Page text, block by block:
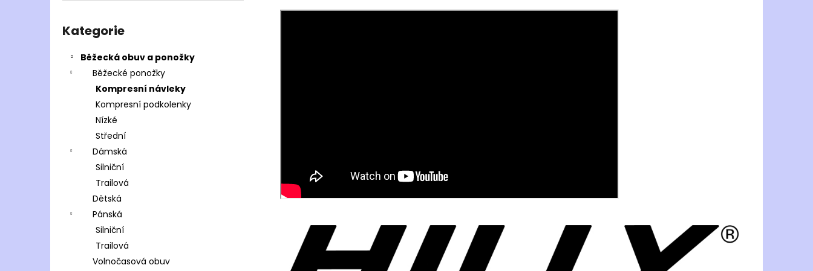
kategorie
Kategorie
Běžecká obuv a ponožky
Běžecké ponožky
Kompresní návleky
Kompresní podkolenky
Nízké
Střední
Dámská
Silniční
Trailová
Dětská
Pánská
Silniční
Trailová
Volnočasová obuv